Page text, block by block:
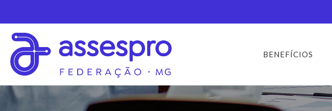
BENEFÍCIOS